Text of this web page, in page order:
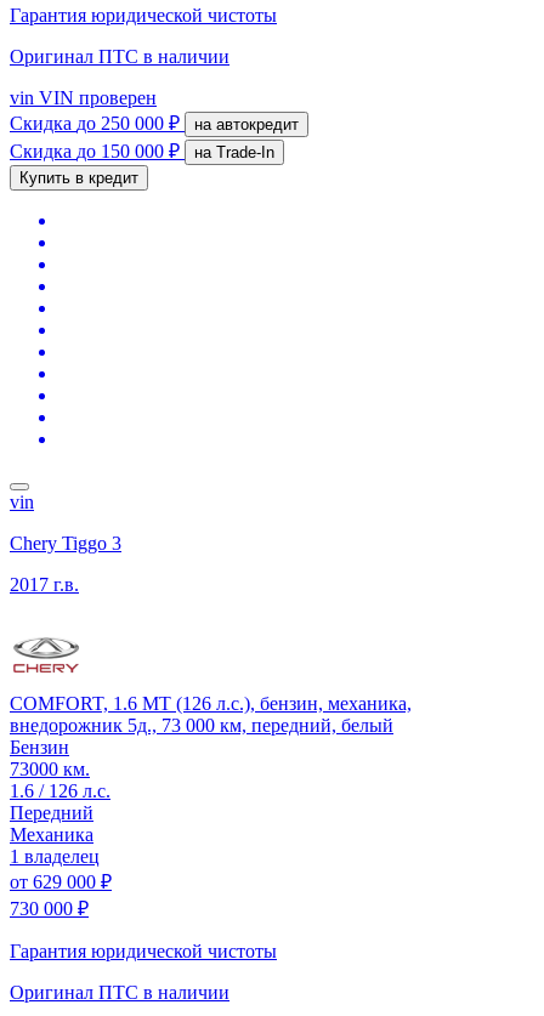
Гарантия юридической чистоты
Оригинал ПТС в наличии
vin VIN проверен
Скидка до 250 000 ₽ на автокредит
Скидка до 150 000 ₽
на Trade-In
Купить в кредит
vin
Chery Tiggo 3
2017 г.в.
COMFORT, 1.6 MT (126 л.с.), бензин, механика,
внедорожник 5д., 73 000 км, передний, белый
Бензин
73000 км.
1.6 / 126 л.с.
Передний
Механика
1 владелец
от 629 000 ₽
730 000 ₽
Гарантия юридической чистоты
Оригинал ПТС в наличии